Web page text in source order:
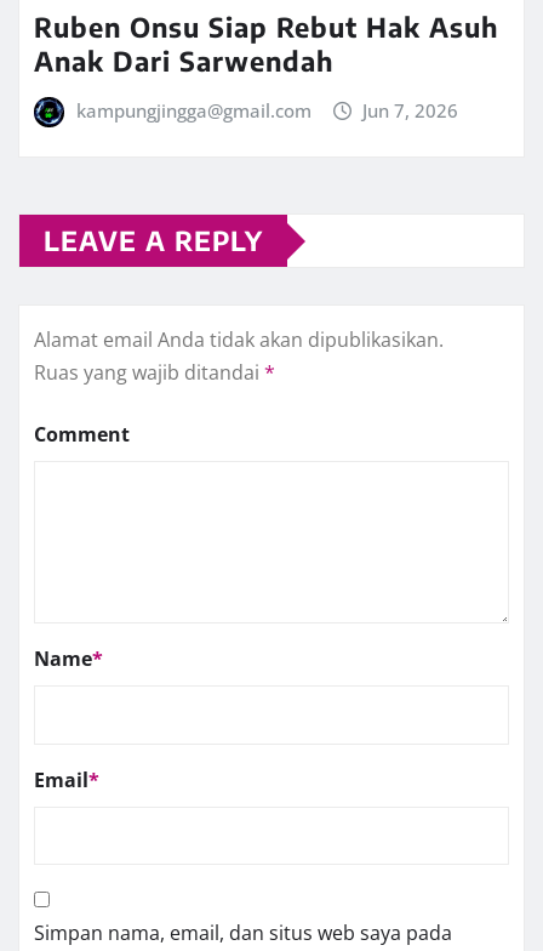
Ruben Onsu Siap Rebut Hak Asuh
Anak Dari Sarwendah
kampungjingga@gmail.com Jun 7, 2026
LEAVE A REPLY
Alamat email Anda tidak akan dipublikasikan.
Ruas yang wajib ditandai *
Comment
Name*
Email*
Simpan nama, email, dan situs web saya pada